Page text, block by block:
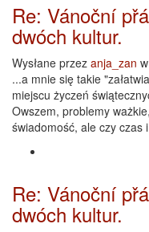
Re: Vánoční
dwóch kultur.
Wysłane przez anja_zan
...a mnie się takie
miejscu życzeń
Owszem, problemy
świadomość, ale czy czas
Re: Vánoční
dwóch kultur.